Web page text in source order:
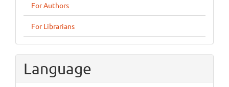
For Authors
For Librarians
Language